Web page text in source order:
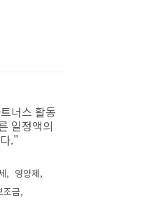
너스 활동
일정액의
."
영양제
조금